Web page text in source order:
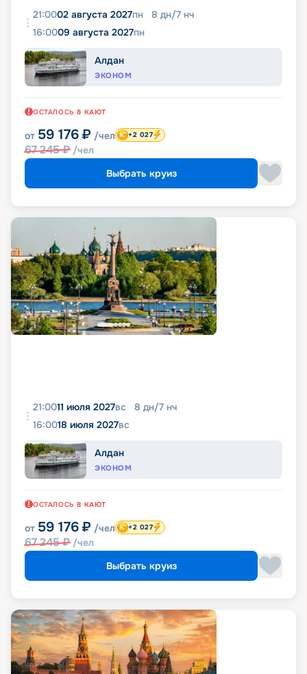
21:0002 августа 2027пн 8 дн/7 нч
16:0009 августа 2027пн
Алдан
ЭКОНОМ
ОСТАЛОСЬ 8 КАЮТ
от 59 176 ₽ /чел
67 245₽ /чел
+2 027
Выбрать круиз
21:0011 июля 2027вс 8 дн/7 нч
16:0018 июля 2027вс
Алдан
ЭКОНОМ
ОСТАЛОСЬ 8 КАЮТ
от 59 176 ₽ /чел
67 245₽ /чел
+2 027
Выбрать круиз